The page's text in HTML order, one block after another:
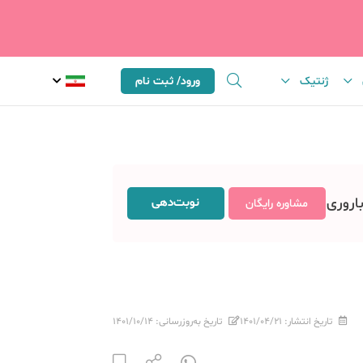
ژنتیک ورود/ ثبت نام
مشاوره رایگان نوبت‌دهی
تاریخ انتشار: ۱۴۰۱/۰۴/۲۱ تاریخ به‌روزرسانی:۱۴۰۱/۱۰/۱۴